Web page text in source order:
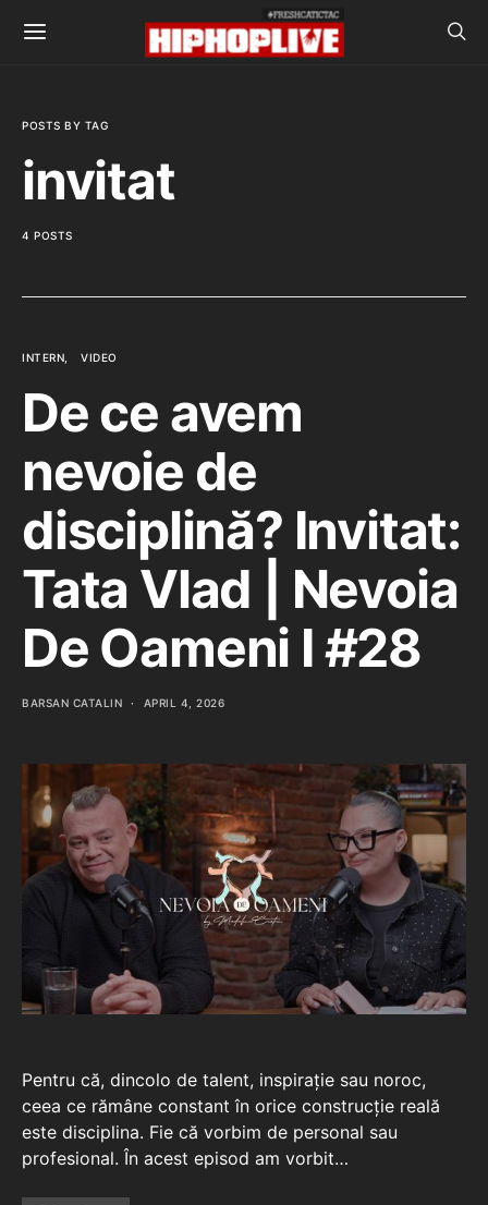
POSTS BY TAG
invitat
4 POSTS
INTERN VIDEO
De ce avem
nevoie de
disciplină? Invitat:
Tata Vlad | Nevoia
De Oameni I #28
BARSAN CATALIN APRIL 4, 2026
Pentru că, dincolo de talent, inspirație sau noroc,
ceea ce rămâne constant în orice construcție reală
este disciplina. Fie că vorbim de personal sau
profesional. În acest episod am vorbit…